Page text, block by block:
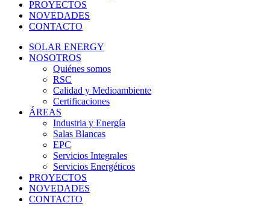
PROYECTOS
NOVEDADES
CONTACTO
SOLAR ENERGY
NOSOTROS
Quiénes somos
RSC
Calidad y Medioambiente
Certificaciones
ÁREAS
Industria y Energía
Salas Blancas
EPC
Servicios Integrales
Servicios Energéticos
PROYECTOS
NOVEDADES
CONTACTO